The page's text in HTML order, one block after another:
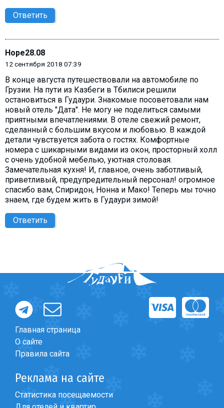
Ответить
Hope28.08
12 сентября 2018 07:39
В конце августа путешествовали на автомобиле по
Грузии. На пути из Казбеги в Тбилиси решили
остановиться в Гудаури. Знакомые посоветовали нам
новый отель "Дата". Не могу не поделиться самыми
приятными впечатлениями. В отеле свежий ремонт,
сделанный с большим вкусом и любовью. В каждой
детали чувствуется забота о гостях. Комфортные
номера с шикарными видами из окон, просторный холл
с очень удобной мебелью, уютная столовая.
Замечательная кухня! И, главное, очень заботливый,
приветливый, предупредительный персонал! огромное
спасибо вам, Спиридон, Нонна и Мако! Теперь мы точно
знаем, где будем жить в Гудаури зимой!
Ответить
Главная страница
О сайте
Правила сайта
Реклама на сайте
Статистика посещаемости